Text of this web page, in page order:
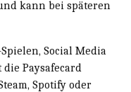
kann bei späteren
Social Media
Paysafecard
Spotify oder